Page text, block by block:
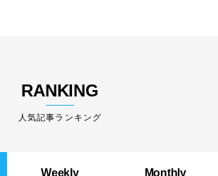
RANKING
人気記事ランキング
Weekly Monthly